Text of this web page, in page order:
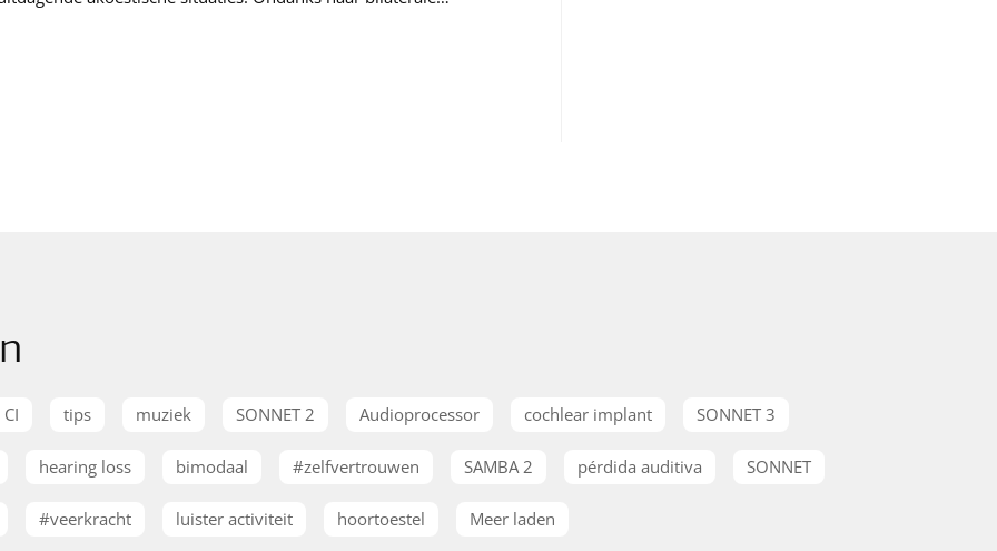
CI tips muziek SONNET 2 Audioprocessor cochlear implant SONNET 3
hearing loss bimodaal #zelfvertrouwen SAMBA 2 pérdida auditiva SONNET
#veerkracht luister activiteit hoortoestel Meer laden